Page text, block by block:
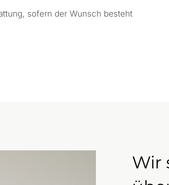
sofern der Wunsch besteht
Wir